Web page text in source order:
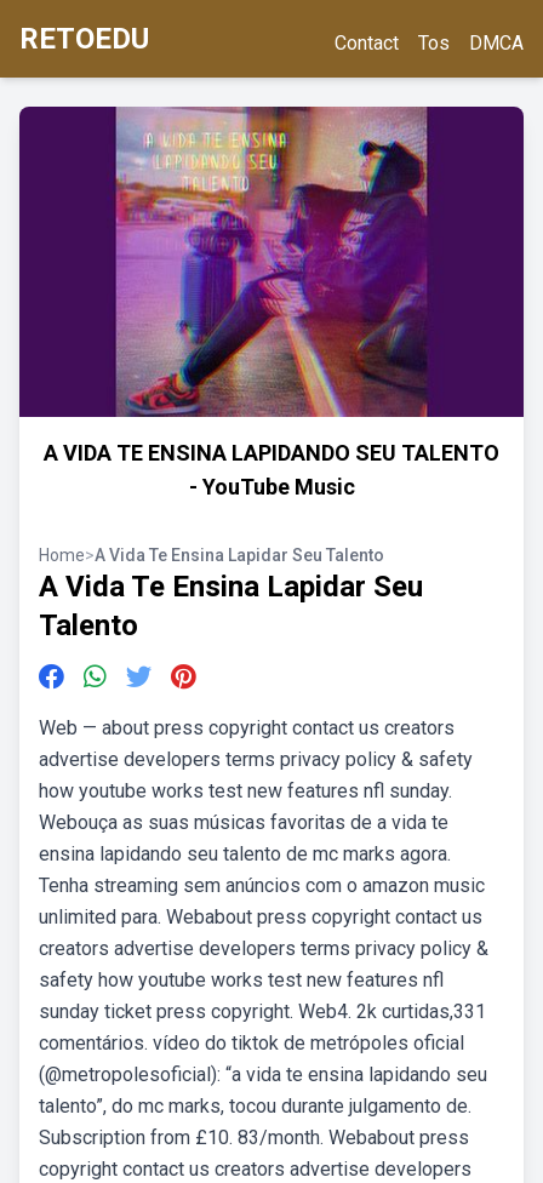
RETOEDU Contact Tos DMCA
A VIDA TE ENSINA LAPIDANDO SEU TALENTO
- YouTube Music
Home>A Vida Te Ensina Lapidar Seu Talento
A Vida Te Ensina Lapidar Seu
Talento
Web — about press copyright contact us creators
advertise developers terms privacy policy & safety
how youtube works test new features nfl sunday.
Webouça as suas músicas favoritas de a vida te
ensina lapidando seu talento de mc marks agora.
Tenha streaming sem anúncios com o amazon music
unlimited para. Webabout press copyright contact us
creators advertise developers terms privacy policy &
safety how youtube works test new features nfl
sunday ticket press copyright. Web4. 2k curtidas,331
comentários. vídeo do tiktok de metrópoles oficial
(@metropolesoficial): “a vida te ensina lapidando seu
talento”, do mc marks, tocou durante julgamento de.
Subscription from £10. 83/month. Webabout press
copyright contact us creators advertise developers